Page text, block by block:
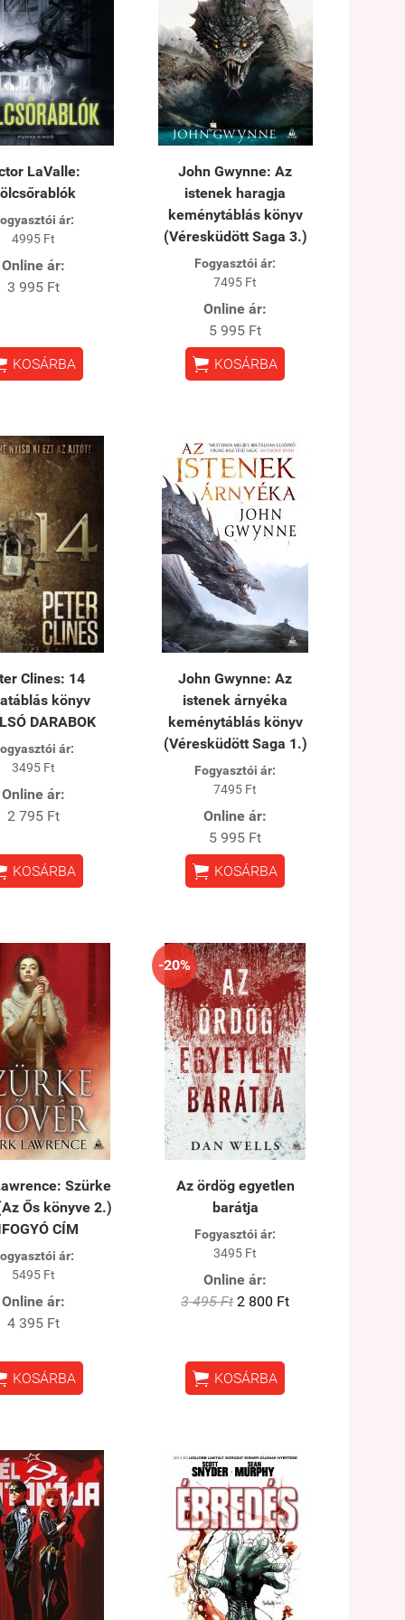
LaValle:
ár:
4995 Ft
Online ár:
3 995 Ft
KOSÁRBA
John Gwynne: Az
istenek haragja
keménytáblás könyv
(Véresküdött Saga 3.)
Fogyasztói ár:
7495 Ft
Online ár:
5 995 Ft
 KOSÁRBA
Clines: 14
könyv
DARABOK
ár:
3495 Ft
Online ár:
2 795 Ft
KOSÁRBA
John Gwynne: Az
istenek árnyéka
keménytáblás könyv
(Véresküdött Saga 1.)
Fogyasztói ár:
7495 Ft
Online ár:
5 995 Ft
 KOSÁRBA
Szürke
Ős könyve 2.)
CÍM
ár:
5495 Ft
Online ár:
4 395 Ft
KOSÁRBA
-20%
Az ördög egyetlen
barátja
Fogyasztói ár:
3495 Ft
Online ár:
3 495 Ft 2 800 Ft
 KOSÁRBA